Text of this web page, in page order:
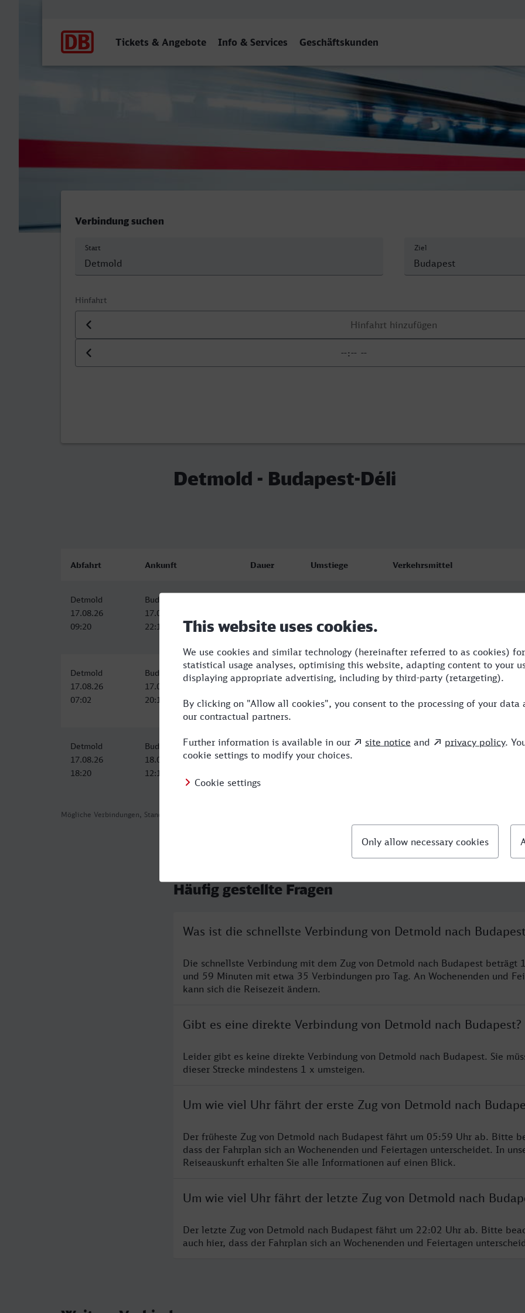
Tickets & Angebote Info & Services Geschäftskunden
Verbindung suchen
Start Ziel
Hinfahrt
Datum der Hinfahrt
Uhrzeit der Hinfahrt
Detmold - Budapest-Déli
Mögliche Verbindungen, Stand: 2026-08-03 15:15
Abfahrt Ankunft Dauer Umstiege Verkehrsmittel
Detmold
17.08.26
09:20
Budapest-Déli
17.08.26
22:19
Detmold
17.08.26
07:02
Budapest-Déli
17.08.26
20:19
13:17 4 RJX,R,ERB,NX,ICE
Detmold
17.08.26
18:20
Budapest-Déli
18.08.26
12:19
17:59 6 RJX,R,BRB,ERB,NX,ICE
Häufig gestellte Fragen
Was ist die schnellste Verbindung von Detmold nach
Die schnellste Verbindung mit dem Zug von Detmold nach Budapest beträgt
und 59 Minuten mit etwa 35 Verbindungen pro Tag. An Wochenenden und
kann sich die Reisezeit ändern.
Gibt es eine direkte Verbindung von Detmold nach Budapest?
Leider gibt es keine direkte Verbindung von Detmold nach Budapest. Sie
dieser Strecke mindestens 1 x umsteigen.
Um wie viel Uhr fährt der erste Zug von Detmold nach
Der früheste Zug von Detmold nach Budapest fährt um 05:59 Uhr ab. Bitte
dass der Fahrplan sich an Wochenenden und Feiertagen unterscheidet. In
Reiseauskunft erhalten Sie alle Informationen auf einen Blick.
Um wie viel Uhr fährt der letzte Zug von Detmold nach
Der letzte Zug von Detmold nach Budapest fährt um 22:02 Uhr ab. Bitte
auch hier, dass der Fahrplan sich an Wochenenden und Feiertagen